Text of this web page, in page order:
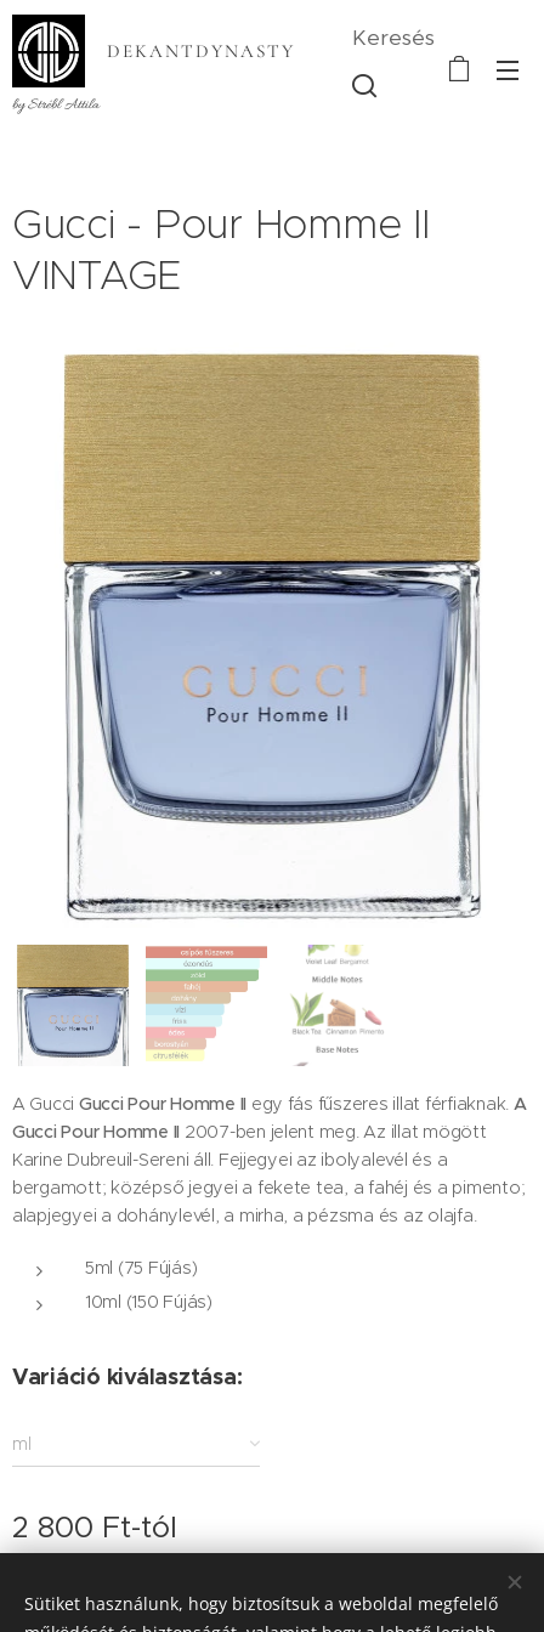
DEKANTDYNASTY
by Strébl Attila
Keresés
Gucci - Pour Homme II
VINTAGE
A Gucci GucciPour Homme II egy fás fűszeres illat férfiaknak. A
Gucci Pour Homme II 2007-ben jelent meg. Az illat mögött
Karine Dubreuil-Sereni áll. Fejjegyei az ibolyalevél és a
bergamott; középső jegyei a fekete tea, a fahéj és a pimento;
alapjegyei a dohánylevél, a mirha, a pézsma és az olajfa.
5ml (75 Fújás)
10ml (150 Fújás)
Variáció kiválasztása:
ml
2 800 Ft-tól
Sütiket használunk, hogy biztosítsuk a weboldal megfelelő